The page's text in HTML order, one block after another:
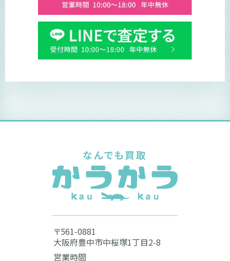
なんでも買取
〒561-0881
大阪府豊中市中桜塚1丁目2-8
営業時間